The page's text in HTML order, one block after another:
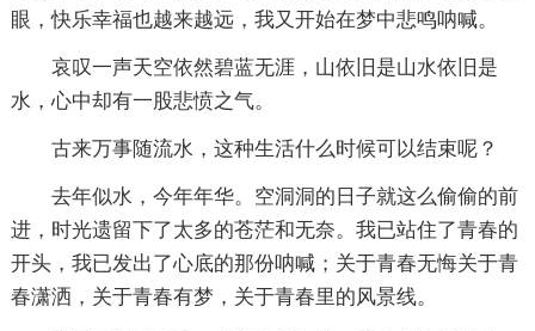
眼，快乐幸福也越来越远，我又开始在梦中悲鸣呐喊。
哀叹一声天空依然碧蓝无涯，山依旧是山水依旧是
水，心中却有一股悲愤之气。
古来万事随流水，这种生活什么时候可以结束呢？
去年似水，今年年华。空洞洞的日子就这么偷偷的前
进，时光遗留下了太多的苍茫和无奈。我已站住了青春的
开头，我已发出了心底的那份呐喊；关于青春无悔关于青
春潇洒，关于青春有梦，关于青春里的风景线。